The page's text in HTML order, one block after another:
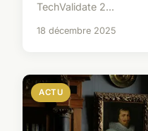
TechValidate 2...
18 décembre 2025
ACTU